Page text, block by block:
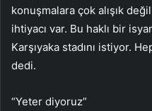
konuşmalara çok alışık
ihtiyacı var. Bu haklı bir
Karşıyaka stadını istiyor.
dedi.
“Yeter diyoruz”